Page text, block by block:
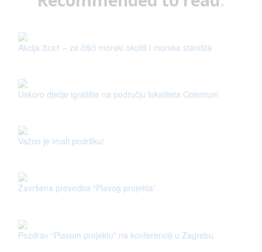
Akcija 3za1 – za čišći morski okoliš i morska staništa
Uskoro dječje igralište na području lokaliteta Colentum
Važno je imati podršku!
Završena provedba “Plavog projekta”
Pozdrav “Plavom projektu” na konferenciji u Zagrebu